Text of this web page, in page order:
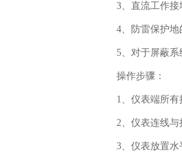
3、直流工作接
4、防雷保护地
5、对于屏蔽系
操作步骤：
1、仪表端所有
2、仪表连线与接
3、仪表放置水